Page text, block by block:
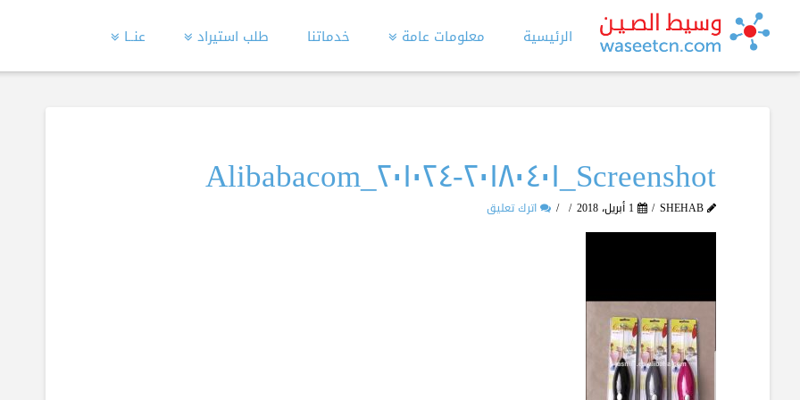
الرئيسية معلومات عامة خدماتنا طلب استيراد عنــا
Screenshot_٢٠١٨٠٤٠١-٢٠١٠٢٤_Alibabacom
SHEHAB 1 أبريل، 2018 اترك تعليق